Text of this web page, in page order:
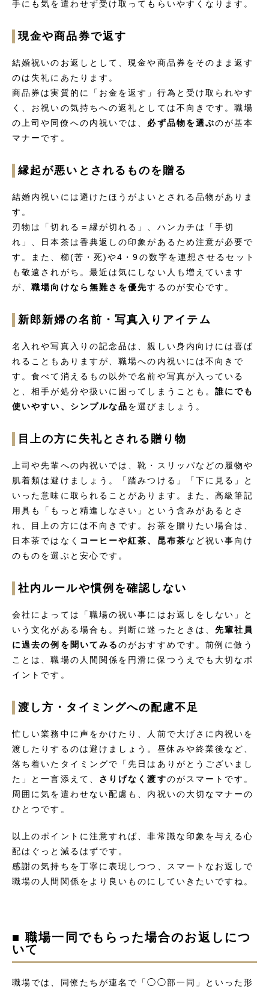
手にも気を遣わせず受け取ってもらいやすくなります。
現金や商品券で返す
結婚祝いのお返しとして、現金や商品券をそのまま返す
のは失礼にあたります。
商品券は実質的に「お金を返す」行為と受け取られやす
く、お祝いの気持ちへの返礼としては不向きです。職場
の上司や同僚への内祝いでは、 必ず品物を選ぶのが基本
マナーです。
縁起が悪いとされるものを贈る
結婚内祝いには避けたほうがよいとされる品物がありま
す。
刃物は「切れる＝縁が切れる」、ハンカチは「手切
れ」、日本茶は香典返しの印象があるため注意が必要で
す。また、櫛(苦・死)や4・9の数字を連想させるセット
も敬遠されがち。最近は気にしない人も増えています
が、職場向けなら無難さを優先するのが安心です。
新郎新婦の名前・写真入りアイテム
名入れや写真入りの記念品は、親しい身内向けには喜ば
れることもありますが、職場への内祝いには不向きで
す。食べて消えるもの以外で名前や写真が入っている
と、相手が処分や扱いに困ってしまうことも。誰にでも
使いやすい、シンプルな品を選びましょう。
目上の方に失礼とされる贈り物
上司や先輩への内祝いでは、靴・スリッパなどの履物や
肌着類は避けましょう。「踏みつける」「下に見る」と
いった意味に取られることがあります。また、高級筆記
用具も「もっと精進しなさい」という含みがあるとさ
れ、目上の方には不向きです。お茶を贈りたい場合は、
日本茶ではなく コーヒーや紅茶、昆布茶など祝い事向け
のものを選ぶと安心です。
社内ルールや慣例を確認しない
会社によっては「職場の祝い事にはお返しをしない」と
いう文化がある場合も。判断に迷ったときは、先輩社員
に過去の例を聞いてみるのがおすすめです。前例に倣う
ことは、職場の人間関係を円滑に保つうえでも大切なポ
イントです。
渡し方・タイミングへの配慮不足
忙しい業務中に声をかけたり、人前で大げさに内祝いを
渡したりするのは避けましょう。昼休みや終業後など、
落ち着いたタイミングで「先日はありがとうございまし
た」と一言添えて、 さりげなく渡すのがスマートです。
周囲に気を遣わせない配慮も、内祝いの大切なマナーの
ひとつです。
以上のポイントに注意すれば、非常識な印象を与える心
配はぐっと減るはずです。
感謝の気持ちを丁寧に表現しつつ、スマートなお返しで
職場の人間関係をより良いものにしていきたいですね。
■ 職場一同でもらった場合のお返しにつ
いて
職場では、同僚たちが連名で「◯◯部一同」といった形